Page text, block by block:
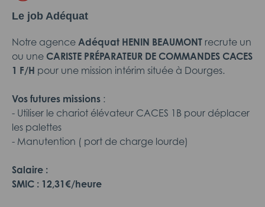
Le job Adéquat
Notre agence Adéquat HENIN BEAUMONT recrute un
ou une CARISTE PRÉPARATEUR DE COMMANDES CACES
1 F/H pour une mission intérim située à Dourges.
Vos futures missions :
- Utiliser le chariot élévateur CACES 1B pour déplacer
les palettes
- Manutention ( port de charge lourde)
Salaire :
SMIC : 12,31€/heure